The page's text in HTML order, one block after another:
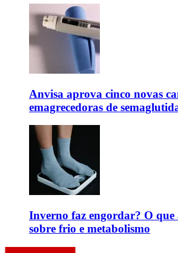
Anvisa aprova cinco novas
emagrecedoras de
Inverno faz engordar? O que
sobre frio e metabolismo